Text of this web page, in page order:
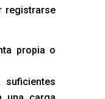
registrarse
propia o